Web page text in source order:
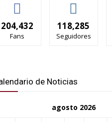
204,432
Fans
118,285
Seguidores
de Noticias
agosto 2026